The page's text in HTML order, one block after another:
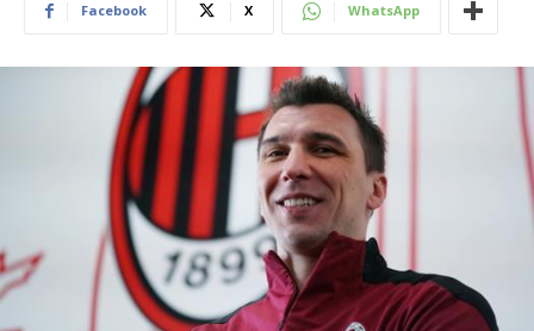
Facebook X WhatsApp